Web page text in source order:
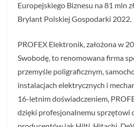
Europejskiego Biznesu na 81 mln
Brylant Polskiej Gospodarki 2022.
PROFEX Elektronik, założona w
Swobodę, to renomowana firma
przemyśle poligraficznym,
instalacjach elektrycznych i
16-letnim doświadczeniem,
dzięki profesjonalnemu sprzętowi